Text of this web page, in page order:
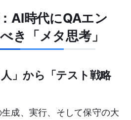
AI時代にQAエン
き「メタ思考」
人」から「テスト戦略
成、実行、そして保守の大